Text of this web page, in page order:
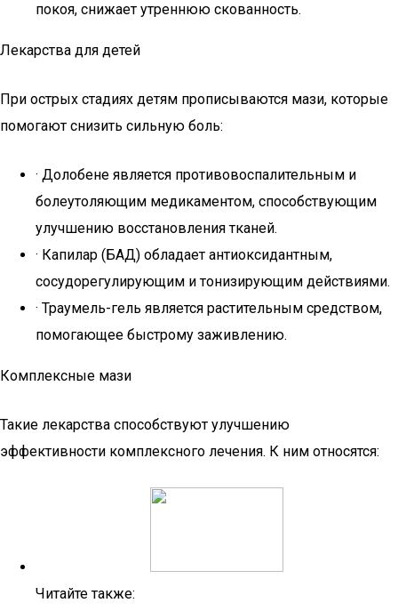
покоя, снижает утреннюю скованность.
Лекарства для детей
При острых стадиях детям прописываются мази, которые
помогают снизить сильную боль:
· Долобене является противовоспалительным и
болеутоляющим медикаментом, способствующим
улучшению восстановления тканей.
· Капилар (БАД) обладает антиоксидантным,
сосудорегулирующим и тонизирующим действиями.
· Траумель-гель является растительным средством,
помогающее быстрому заживлению.
Комплексные мази
Такие лекарства способствуют улучшению
эффективности комплексного лечения. К ним относятся:
Читайте также: